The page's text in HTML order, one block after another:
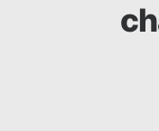
TESTÉ POUR VOUS